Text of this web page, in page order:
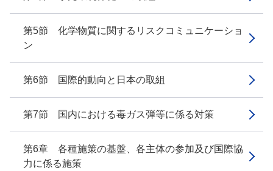
第5節 化学物質に関するリスクコミュニケーショ
ン
第6節 国際的動向と日本の取組
第7節 国内における毒ガス弾等に係る対策
第6章 各種施策の基盤、各主体の参加及び国際協
力に係る施策